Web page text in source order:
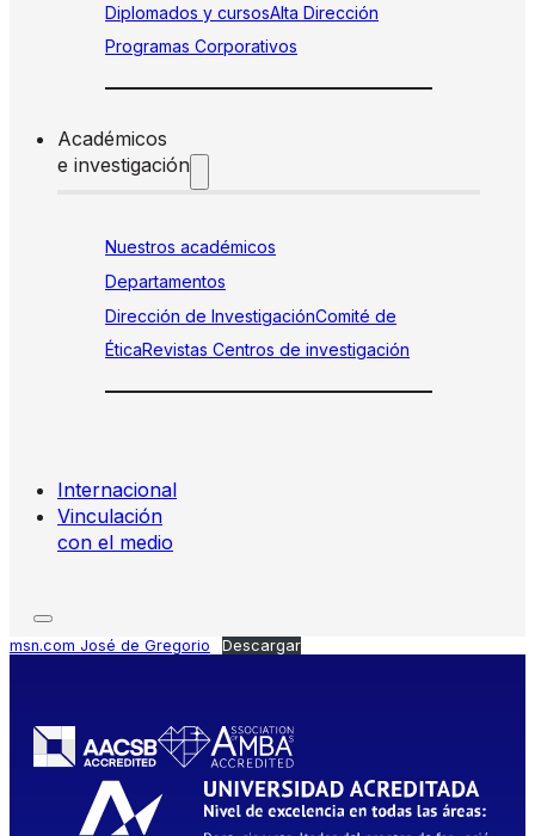
Diplomados y cursosAlta Dirección
Programas Corporativos
Académicos
e investigación
Nuestros académicos
Departamentos
Dirección de InvestigaciónComité de
ÉticaRevistas Centros de investigación
Internacional
Vinculación
con el medio
msn.com José de Gregorio Descargar